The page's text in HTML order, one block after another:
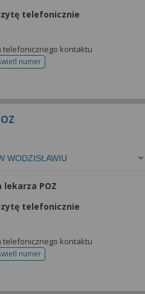
telefonicznie
telefonicznego kontaktu
numer
telefonu do rejestracji
WODZISŁAWIU
lekarza POZ
telefonicznie
telefonicznego kontaktu
numer
telefonu do rejestracji